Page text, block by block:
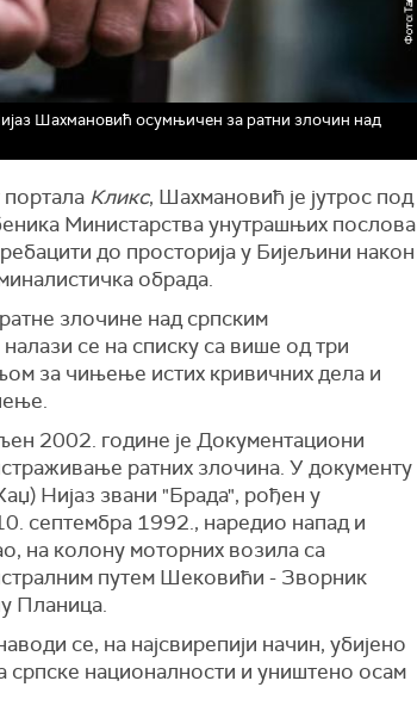
Шахмановић осумњичен за ратни злочин над
Кликс, Шахмановић је јутрос под
Министарства унутрашњих послова
до просторија у Бијељини након
обрада.
злочине над српским
се на списку са више од три
за чињење истих кривичних дела и
2002. године је Документациони
ратних злочина. У документу
Нијаз звани "Брада", рођен у
септембра 1992., наредио напад и
на колону моторних возила са
путем Шековићи - Зворник
Планица.
се, на најсвирепији начин, убијено
српске националности и уништено осам